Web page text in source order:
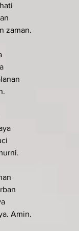
zaman.
Amin.